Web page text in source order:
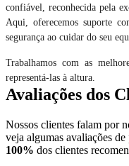
confiável, reconhecida pela
Aqui, oferecemos suporte
segurança ao cuidar do seu
Trabalhamos com as
representá-las à altura.
Avaliações dos
Nossos clientes falam por
veja algumas avaliações
100% dos clientes